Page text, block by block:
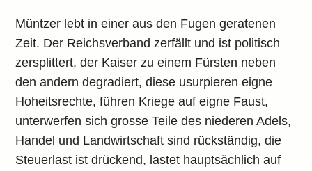
Müntzer lebt in einer aus den Fugen geratenen
Zeit. Der Reichsverband zerfällt und ist politisch
zersplittert, der Kaiser zu einem Fürsten neben
den andern degradiert, diese usurpieren eigne
Hoheitsrechte, führen Kriege auf eigne Faust,
unterwerfen sich grosse Teile des niederen Adels,
Handel und Landwirtschaft sind rückständig, die
Steuerlast ist drückend, lastet hauptsächlich auf